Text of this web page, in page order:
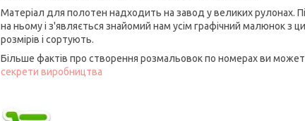
Матеріал для полотен надходить на завод у великих рулонах.
на ньому і з'являється знайомий нам усім графічний малюнок з
розмірів і сортують.
Більше фактів про створення розмальовок по номерах ви
секрети виробництва